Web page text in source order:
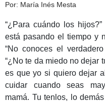
Por: María Inés Mesta
“¿Para cuándo los
está pasando el tiempo y
“No conoces el
“¿No te da miedo no dejar
es que yo si quiero dejar
cuidar cuando seas
mamá. Tu tenlos, lo